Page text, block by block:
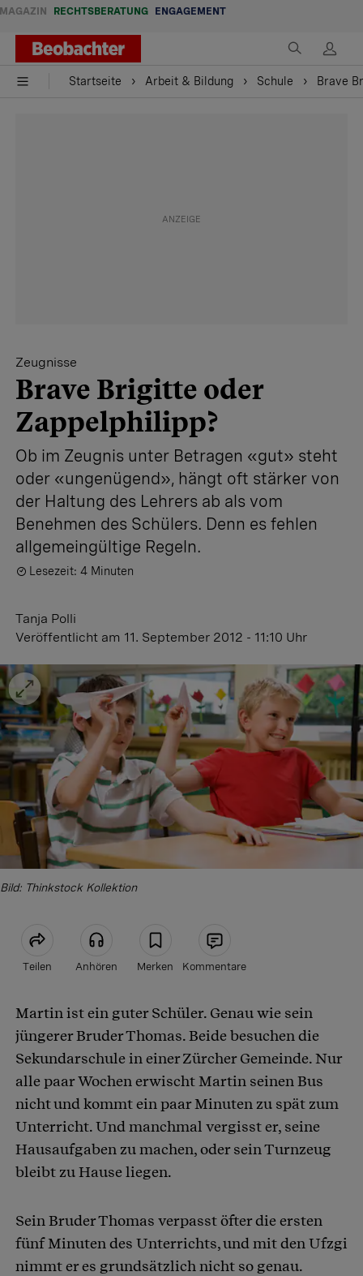
MAGAZIN RECHTSBERATUNG ENGAGEMENT
Startseite Arbeit & Bildung Schule Brave
Zeugnisse
Brave Brigitte oder
Zappelphilipp?
Ob im Zeugnis unter Betragen «gut» steht
oder «ungenügend», hängt oft stärker von
der Haltung des Lehrers ab als vom
Benehmen des Schülers. Denn es fehlen
allgemeingültige Regeln.
Lesezeit: 4 Minuten
Tanja Polli
Veröffentlicht am 11. September 2012 - 11:10 Uhr
Bild: Thinkstock Kollektion
Teilen Anhören Merken Kommentare
Artikel teilen
Martin ist ein guter Schüler. Genau wie sein
jüngerer Bruder Thomas. Beide besuchen die
Sekundarschule in einer Zürcher Gemeinde. Nur
alle paar Wochen erwischt Martin seinen Bus
nicht und kommt ein paar Minuten zu spät zum
Unterricht. Und manchmal vergisst er, seine
Hausaufgaben zu machen, oder sein Turnzeug
bleibt zu Hause liegen.
Sein Bruder Thomas verpasst öfter die ersten
fünf Minuten des Unterrichts, und mit den Ufzgi
nimmt er es grundsätzlich nicht so genau.